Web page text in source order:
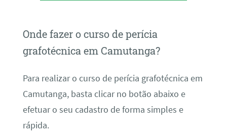
Onde fazer o curso de perícia
grafotécnica em Camutanga?
Para realizar o curso de perícia grafotécnica em
Camutanga, basta clicar no botão abaixo e
efetuar o seu cadastro de forma simples e
rápida.